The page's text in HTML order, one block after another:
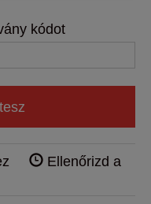
kódot
Ellenőrizd a